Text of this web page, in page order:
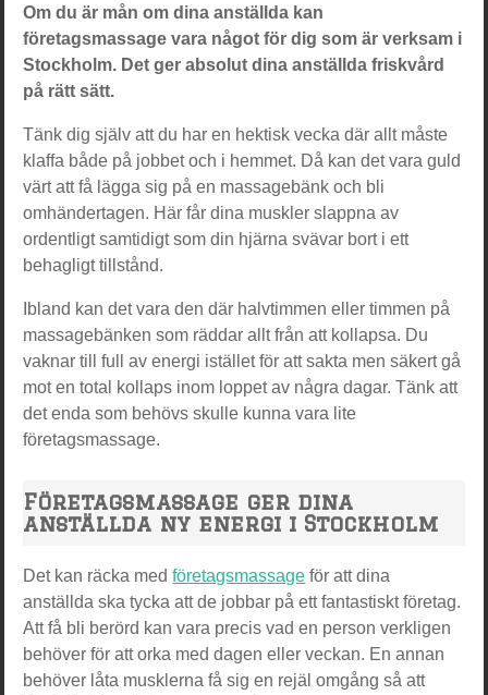
Om du är mån om dina anställda kan
företagsmassage vara något för dig som är verksam i
Stockholm. Det ger absolut dina anställda friskvård
på rätt sätt.
Tänk dig själv att du har en hektisk vecka där allt måste
klaffa både på jobbet och i hemmet. Då kan det vara guld
värt att få lägga sig på en massagebänk och bli
omhändertagen. Här får dina muskler slappna av
ordentligt samtidigt som din hjärna svävar bort i ett
behagligt tillstånd.
Ibland kan det vara den där halvtimmen eller timmen på
massagebänken som räddar allt från att kollapsa. Du
vaknar till full av energi istället för att sakta men säkert gå
mot en total kollaps inom loppet av några dagar. Tänk att
det enda som behövs skulle kunna vara lite
företagsmassage.
Företagsmassage ger dina
anställda ny energi i Stockholm
Det kan räcka medföretagsmassage för att dina
anställda ska tycka att de jobbar på ett fantastiskt företag.
Att få bli berörd kan vara precis vad en person verkligen
behöver för att orka med dagen eller veckan. En annan
behöver låta musklerna få sig en rejäl omgång så att